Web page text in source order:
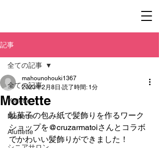
記事
全ての記事
Yottette
Mottette
Aluttette
全ての記事
Mottette
mahounohouki1367
2023年2月8日 読了時間: 1分
駄菓子の包み紙で髪飾りを作るワーク
ショップを@cruzarmatoiさんとコラボ
でかわいい髪飾りができました！